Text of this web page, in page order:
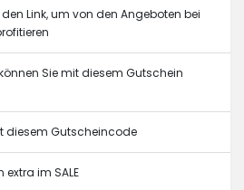
Link, um von den Angeboten bei
Sie mit diesem Gutschein
diesem Gutscheincode
extra im SALE